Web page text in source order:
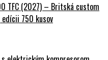
TFC (2027) – Britská custom
750 kusov